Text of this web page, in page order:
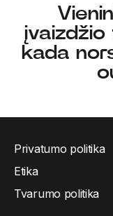
įvaizdžio
kada
Privatumo politika
Etika
Tvarumo politika